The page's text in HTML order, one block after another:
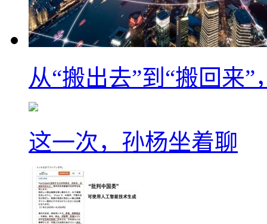
从“搬出去”到“搬回来
这一次，孙杨坐着聊